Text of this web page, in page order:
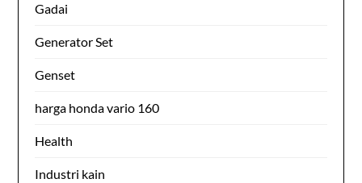
Gadai
Generator Set
Genset
harga honda vario 160
Health
Industri kain